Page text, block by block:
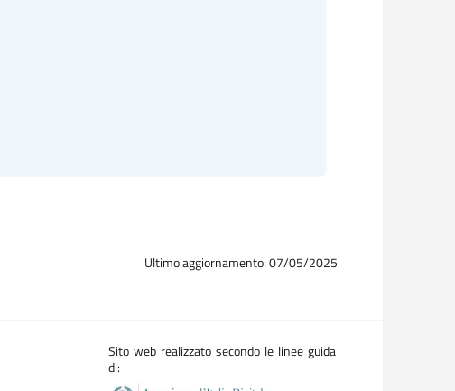
Ultimo aggiornamento: 07/05/2025
Sito web realizzato secondo le linee guida
di: